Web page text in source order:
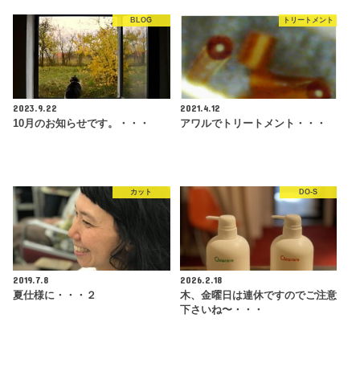
BLOG
2023.9.22
10月のお知らせです。・・・
トリートメント
2021.4.12
アワルでトリートメント・・・
カット
2019.7.8
夏仕様に・・・２
DO-S
2026.2.18
木、金曜日は連休ですのでご注意
下さいね〜・・・